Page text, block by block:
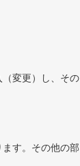
変更）し、その
す。その他の部